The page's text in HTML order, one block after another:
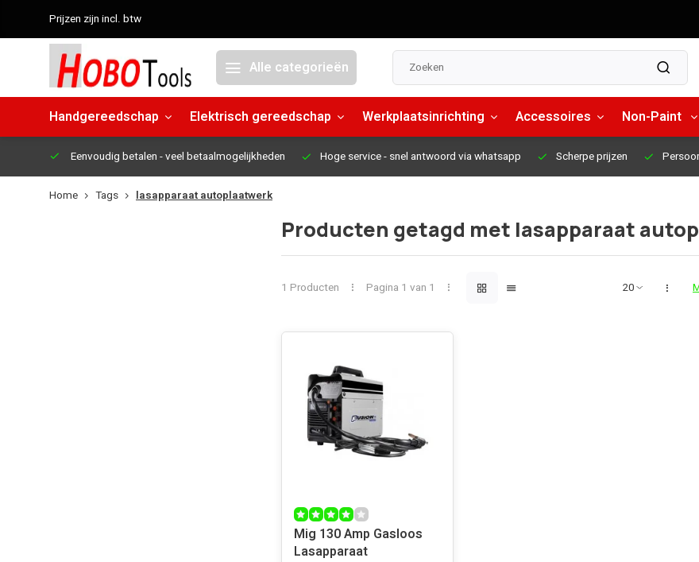
Prijzen zijn incl. btw
Alle categorieën
Handgereedschap Elektrisch gereedschap Werkplaatsinrichting Accessoires Non-Paint
Eenvoudig betalen - veel betaalmogelijkheden Hoge service- snel antwoord via whatsapp Scherpe prijzen
Home Tags lasapparaat autoplaatwerk
Producten getagd met lasapparaat
1 Producten Pagina 1 van 1
Mig 130 Amp Gasloos
Lasapparaat